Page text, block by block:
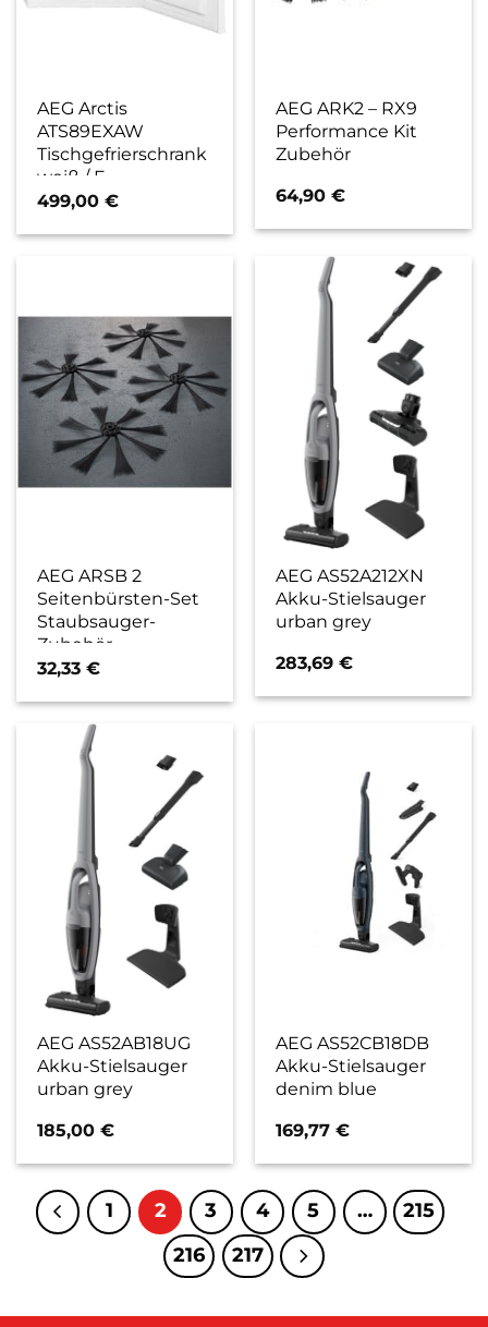
AEG Arctis
ATS89EXAW
Tischgefrierschrank
weiß / E
499,00€
AEG ARK2 – RX9
Performance Kit
Zubehör
64,90€
AEG ARSB 2
Seitenbürsten-Set
Staubsauger-
Zubehör
32,33€
AEG AS52A212XN
Akku-Stielsauger
urban grey
283,69€
AEG AS52AB18UG
Akku-Stielsauger
urban grey
185,00€
AEG AS52CB18DB
Akku-Stielsauger
denim blue
169,77€
1 2 3 4 5 …
215
216
217